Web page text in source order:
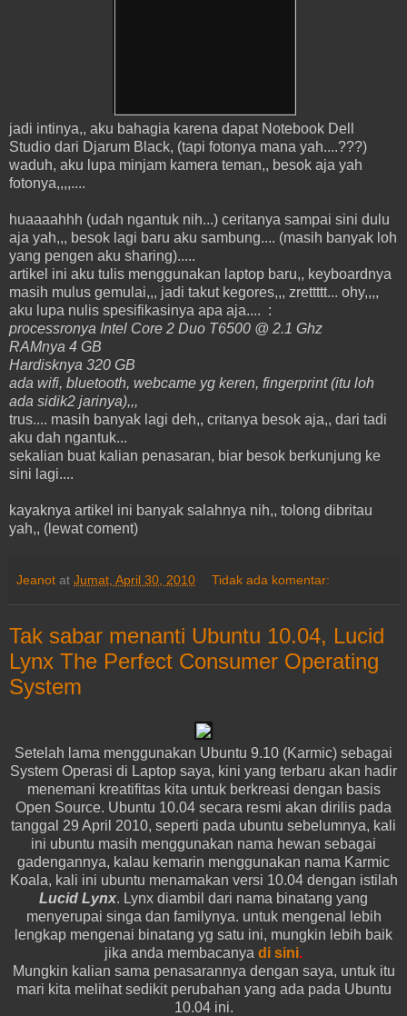
jadi intinya,, aku bahagia karena dapat Notebook Dell
Studio dari Djarum Black, (tapi fotonya mana yah....???)
waduh, aku lupa minjam kamera teman,, besok aja yah
fotonya,,,,....
huaaaahhh (udah ngantuk nih...) ceritanya sampai sini dulu
aja yah,,, besok lagi baru aku sambung.... (masih banyak loh
yang pengen aku sharing).....
artikel ini aku tulis menggunakan laptop baru,, keyboardnya
masih mulus gemulai,,, jadi takut kegores,,, zrettttt... ohy,,,,
aku lupa nulis spesifikasinya apa aja.... :
processronya Intel Core 2 Duo T6500 @ 2.1 Ghz
RAMnya 4 GB
Hardisknya 320 GB
ada wifi, bluetooth, webcame yg keren, fingerprint (itu loh
ada sidik2 jarinya),,,
trus.... masih banyak lagi deh,, critanya besok aja,, dari tadi
aku dah ngantuk...
sekalian buat kalian penasaran, biar besok berkunjung ke
sini lagi....
kayaknya artikel ini banyak salahnya nih,, tolong dibritau
yah,, (lewat coment)
Jeanot at Jumat, April 30, 2010 Tidak ada komentar:
Tak sabar menanti Ubuntu 10.04, Lucid
Lynx The Perfect Consumer Operating
System
Setelah lama menggunakan Ubuntu 9.10 (Karmic) sebagai
System Operasi di Laptop saya, kini yang terbaru akan hadir
menemani kreatifitas kita untuk berkreasi dengan basis
Open Source. Ubuntu 10.04 secara resmi akan dirilis pada
tanggal 29 April 2010, seperti pada ubuntu sebelumnya, kali
ini ubuntu masih menggunakan nama hewan sebagai
gadengannya, kalau kemarin menggunakan nama Karmic
Koala, kali ini ubuntu menamakan versi 10.04 dengan istilah
Lucid Lynx. Lynx diambil dari nama binatang yang
menyerupai singa dan familynya. untuk mengenal lebih
lengkap mengenai binatang yg satu ini, mungkin lebih baik
jika anda membacanya di sini.
Mungkin kalian sama penasarannya dengan saya, untuk itu
mari kita melihat sedikit perubahan yang ada pada Ubuntu
10.04 ini.